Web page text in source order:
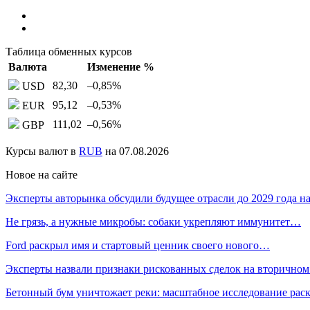
Таблица обменных курсов
Валюта
Изменение %
USD
82,30 –0,85%
EUR
95,12 –0,53%
GBP
111,02 –0,56%
Курсы валют в RUB на 07.08.2026
Новое на сайте
Эксперты авторынка обсудили будущее отрасли до 2029 года
Не грязь, а нужные микробы: собаки укрепляют иммунитет…
Ford раскрыл имя и стартовый ценник своего нового…
Эксперты назвали признаки рискованных сделок на
Бетонный бум уничтожает реки: масштабное исследование